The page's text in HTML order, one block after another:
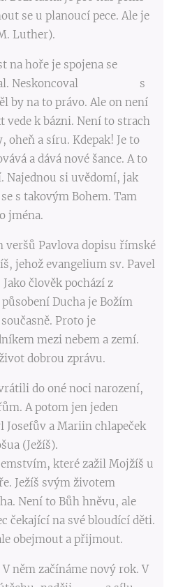
se u planoucí pece. Ale je
Luther).
na hoře je spojena se
Neskoncoval s
by na to právo. Ale on není
vede k bázni. Není to strach
oheň a síru. Kdepak! Je to
a dává nové šance. A to
Najednou si uvědomí, jak
s takovým Bohem. Tam
jména.
veršů Pavlova dopisu římské
jehož evangelium sv. Pavel
Jako člověk pochází z
Ducha je Božím
Proto je
mezi nebem a zemí.
dobrou zprávu.
do oné noci narození,
A potom jen jeden
a Mariin chlapeček
(Ježíš).
které zažil Mojžíš u
Ježíš svým životem
Není to Bůh hněvu, ale
čekající na své bloudící děti.
obejmout a přijmout.
něm začínáme nový rok. V